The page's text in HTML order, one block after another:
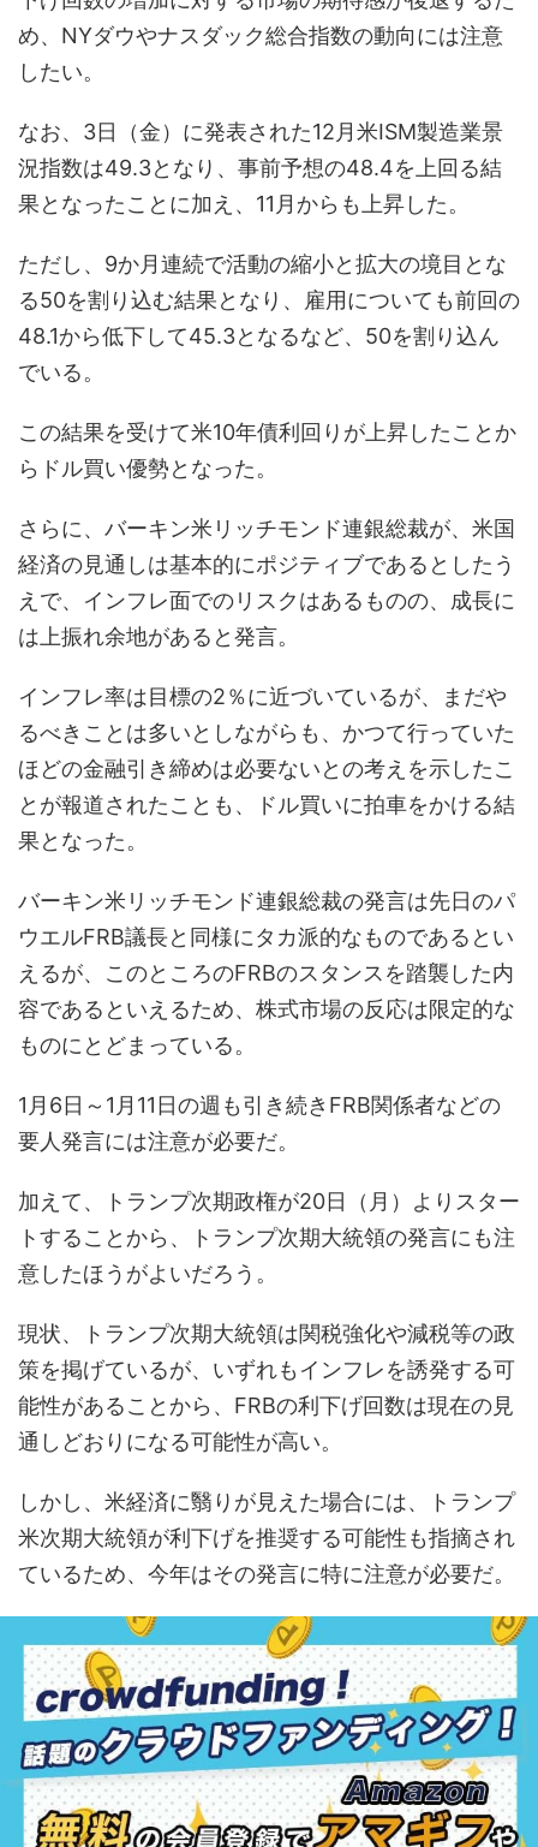
め、NYダウやナスダック総合指数の動向には注意
したい。
なお、3日（金）に発表された12月米ISM製造業景
況指数は49.3となり、事前予想の48.4を上回る結
果となったことに加え、11月からも上昇した。
ただし、9か月連続で活動の縮小と拡大の境目とな
る50を割り込む結果となり、雇用についても前回の
48.1から低下して45.3となるなど、50を割り込ん
でいる。
この結果を受けて米10年債利回りが上昇したことか
らドル買い優勢となった。
さらに、バーキン米リッチモンド連銀総裁が、米国
経済の見通しは基本的にポジティブであるとしたう
えで、インフレ面でのリスクはあるものの、成長に
は上振れ余地があると発言。
インフレ率は目標の2％に近づいているが、まだや
るべきことは多いとしながらも、かつて行っていた
ほどの金融引き締めは必要ないとの考えを示したこ
とが報道されたことも、ドル買いに拍車をかける結
果となった。
バーキン米リッチモンド連銀総裁の発言は先日のパ
ウエルFRB議長と同様にタカ派的なものであるとい
えるが、このところのFRBのスタンスを踏襲した内
容であるといえるため、株式市場の反応は限定的な
ものにとどまっている。
1月6日～1月11日の週も引き続きFRB関係者などの
要人発言には注意が必要だ。
加えて、トランプ次期政権が20日（月）よりスター
トすることから、トランプ次期大統領の発言にも注
意したほうがよいだろう。
現状、トランプ次期大統領は関税強化や減税等の政
策を掲げているが、いずれもインフレを誘発する可
能性があることから、FRBの利下げ回数は現在の見
通しどおりになる可能性が高い。
しかし、米経済に翳りが見えた場合には、トランプ
米次期大統領が利下げを推奨する可能性も指摘され
ているため、今年はその発言に特に注意が必要だ。